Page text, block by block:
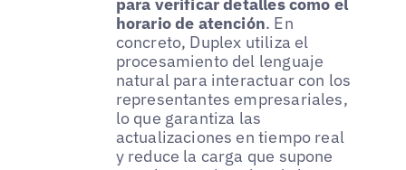
para verificar detalles como el
horario de atención. En
concreto, Duplex utiliza el
procesamiento del lenguaje
natural para interactuar con los
representantes empresariales,
lo que garantiza las
actualizaciones en tiempo real
y reduce la carga que supone